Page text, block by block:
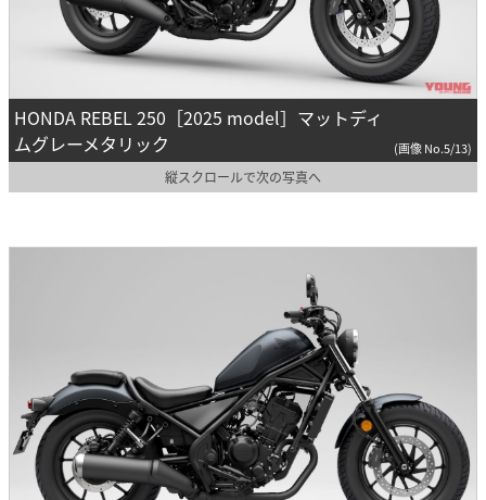
HONDA REBEL 250［2025 model］マットディ
ムグレーメタリック
(画像 No.5/13)
縦スクロールで次の写真へ